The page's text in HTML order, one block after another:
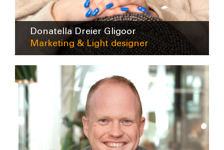
Donatella Dreier Gligoor
Marketing & Light designer
ddreiergligoor@intra-lighting.nl
0345-623678